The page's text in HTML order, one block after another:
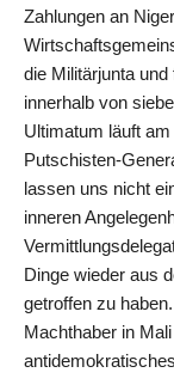
Zahlungen an
die Militärjunta
innerhalb von
Ultimatum läuft
Putschisten-
lassen uns nicht
inneren
Dinge wieder aus
getroffen zu
Machthaber in